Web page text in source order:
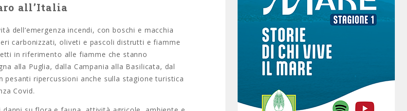
all’Italia
dell’emergenza incendi, con boschi e macchia
carbonizzati, oliveti e pascoli distrutti e fiamme
in riferimento alle fiamme che stanno
alla Puglia, dalla Campania alla Basilicata, dal
ripercussioni anche sulla stagione turistica
Covid.